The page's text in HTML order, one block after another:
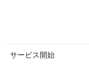
サービス開始